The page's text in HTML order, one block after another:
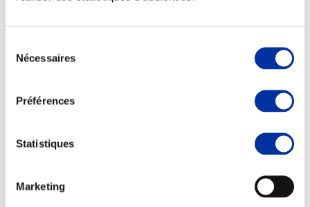
Nécessaires
Préférences
Statistiques
Marketing
Partenaire Climat